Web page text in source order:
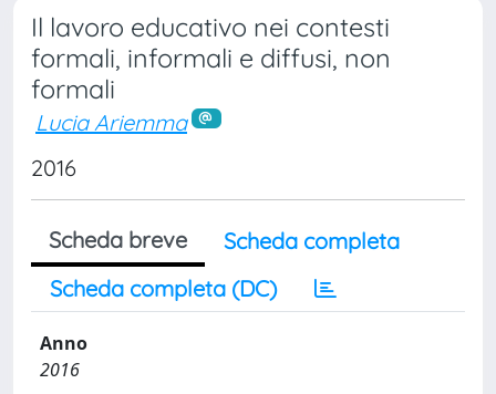
Il lavoro educativo nei contesti
formali, informali e diffusi, non
formali
Lucia Ariemma
2016
Scheda breve
Scheda completa
Scheda completa (DC)
Anno
2016